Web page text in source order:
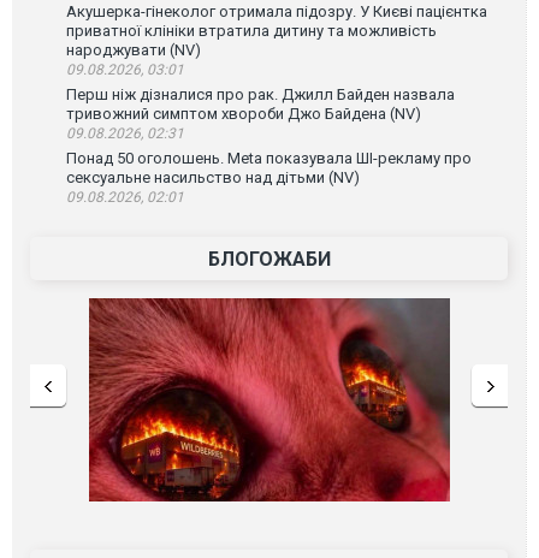
Акушерка-гінеколог отримала підозру. У Києві пацієнтка
приватної клініки втратила дитину та можливість
народжувати (NV)
09.08.2026, 03:01
Перш ніж дізналися про рак. Джилл Байден назвала
тривожний симптом хвороби Джо Байдена (NV)
09.08.2026, 02:31
Понад 50 оголошень. Meta показувала ШІ-рекламу про
сексуальне насильство над дітьми (NV)
09.08.2026, 02:01
БЛОГОЖАБИ